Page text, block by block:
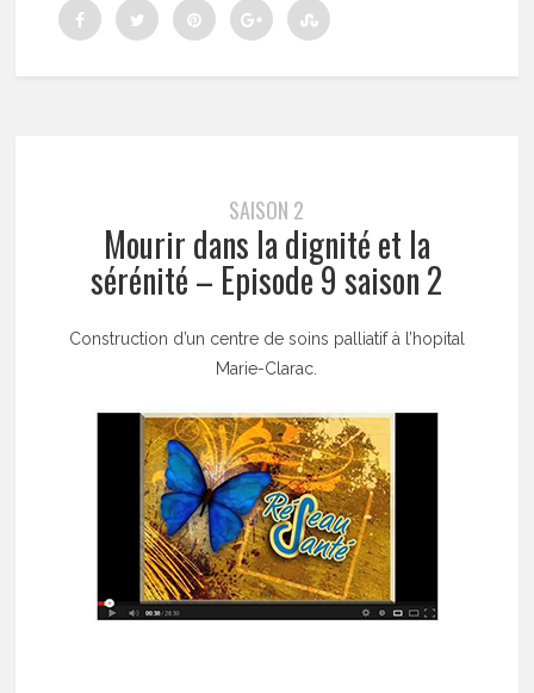
SAISON 2
Mourir dans la dignité et la
sérénité – Episode 9 saison 2
Construction d’un centre de soins palliatif à l’hopital
Marie-Clarac.